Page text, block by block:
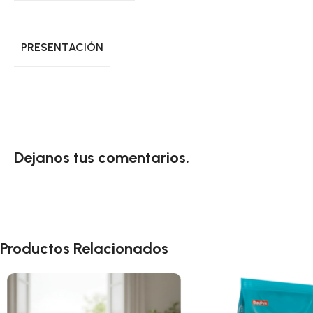
PRESENTACIÓN
Dejanos tus comentarios.
Productos Relacionados